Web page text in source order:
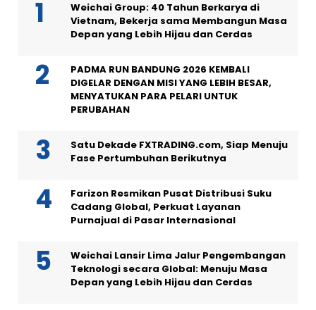
Weichai Group: 40 Tahun Berkarya di
Vietnam, Bekerja sama Membangun Masa
Depan yang Lebih Hijau dan Cerdas
PADMA RUN BANDUNG 2026 KEMBALI
DIGELAR DENGAN MISI YANG LEBIH BESAR,
MENYATUKAN PARA PELARI UNTUK
PERUBAHAN
Satu Dekade FXTRADING.com, Siap Menuju
Fase Pertumbuhan Berikutnya
Farizon Resmikan Pusat Distribusi Suku
Cadang Global, Perkuat Layanan
Purnajual di Pasar Internasional
Weichai Lansir Lima Jalur Pengembangan
Teknologi secara Global: Menuju Masa
Depan yang Lebih Hijau dan Cerdas